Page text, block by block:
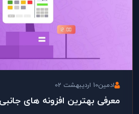
ادمین10 اردیبهشت 02
معرفی بهترین افزونه های